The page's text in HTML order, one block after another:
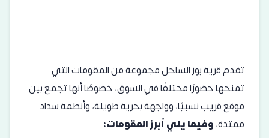
تقدم قرية بوز الساحل مجموعة من المقومات التي
تمنحها حضورًا مختلفًا في السوق، خصوصًا أنها تجمع بين
موقع قريب نسبيًا، وواجهة بحرية طويلة، وأنظمة سداد
ممتدة،وفيما يلي أبرز المقومات: